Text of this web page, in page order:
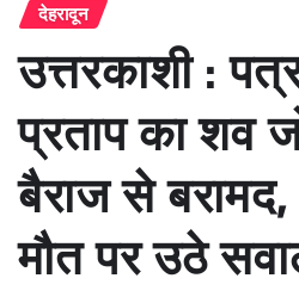
देहरादून
उत्तरकाशी :
प्रताप का शव
बैराज से
मौत पर उठे